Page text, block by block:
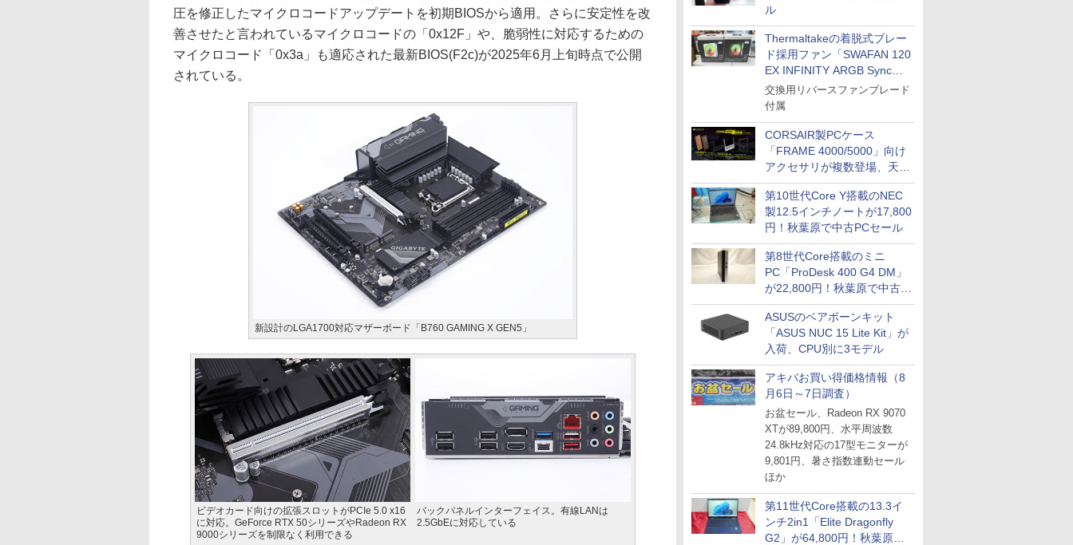
ル
Thermaltakeの着脱式ブレー
ド採用ファン「SWAFAN 120
EX INFINITY ARGB Sync」
に単品パッケージ
交換用リバースファンブレード
付属
CORSAIR製PCケース
「FRAME 4000/5000」向け
アクセサリが複数登場、天然
木製パネルや背面コネクタ対
応トレイなど
第10世代Core Y搭載のNEC
製12.5インチノートが17,800
円！秋葉原で中古PCセール
第8世代Core搭載のミニ
PC「ProDesk 400 G4 DM」
が22,800円！秋葉原で中古
PCセール
ASUSのベアボーンキット
「ASUS NUC 15 Lite Kit」が
入荷、CPU別に3モデル
アキバお買い得価格情報（8
月6日～7日調査）
お盆セール、Radeon RX 9070
XTが89,800円、水平周波数
24.8kHz対応の17型モニターが
9,801円、暑さ指数連動セール
ほか
第11世代Core搭載の13.3イ
ンチ2in1「Elite Dragonfly
G2」が64,800円！秋葉原で
圧を修正したマイクロコードアップデートを初期BIOSから適用。さらに安定性を改
善させたと言われているマイクロコードの「0x12F」や、脆弱性に対応するための
マイクロコード「0x3a」も適応された最新BIOS(F2c)が2025年6月上旬時点で公開
されている。
新設計のLGA1700対応マザーボード「B760 GAMING X GEN5」
ビデオカード向けの拡張スロットがPCIe 5.0 x16
に対応。GeForce RTX 50シリーズやRadeon RX
9000シリーズを制限なく利用できる
バックパネルインターフェイス。有線LANは
2.5GbEに対応している